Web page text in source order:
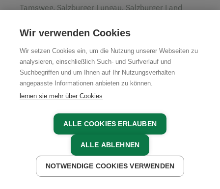
Tamsweg, Salzburger Lungau, Salzburger Land
JETZT ANFRAGEN
Unsere Partner in der Region
JETZT ANFRAGEN
Wir verwenden Cookies
Wir setzen Cookies ein, um die Nutzung unserer Webseiten zu
analysieren, einschließlich Such- und Surfverlauf und
Suchbegriffen und um Ihnen auf Ihr Nutzungsverhalten
angepasste Informationen anbieten zu können.
lernen sie mehr über Cookies
ALLE COOKIES ERLAUBEN
ALLE ABLEHNEN
NOTWENDIGE COOKIES VERWENDEN